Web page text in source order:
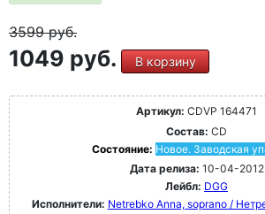
3599руб.
1049 руб. В корзину
Артикул: CDVP 164471
Состав: CD
Состояние: Новое. Заводская
Дата релиза: 10-04-2012
Лейбл: DGG
Исполнители: Netrebko Anna, soprano /